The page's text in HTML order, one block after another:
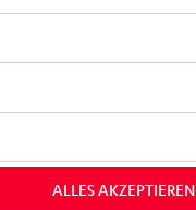
ALLES AKZEPTIEREN